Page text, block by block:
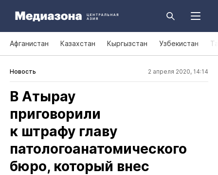
Афганистан Казахстан Кыргызстан Узбекистан
Новость 2 апреля 2020, 14:14
В Атырау
приговорили
к штрафу главу
патологоанатомического
бюро, который внес